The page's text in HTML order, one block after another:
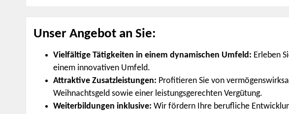
Unser Angebot an Sie:
Vielfältige Tätigkeiten in einem dynamischen Umfeld: Erleben
einem innovativen Umfeld.
Attraktive Zusatzleistungen: Profitieren Sie von
Weihnachtsgeld sowie einer leistungsgerechten Vergütung.
Weiterbildungen inklusive: Wir fördern Ihre berufliche